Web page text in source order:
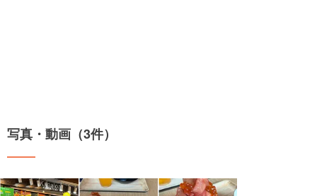
写真・動画（3件）